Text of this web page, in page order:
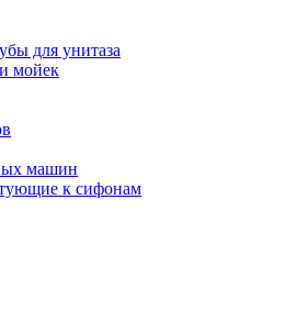
для унитаза
мойек
машин
к сифонам